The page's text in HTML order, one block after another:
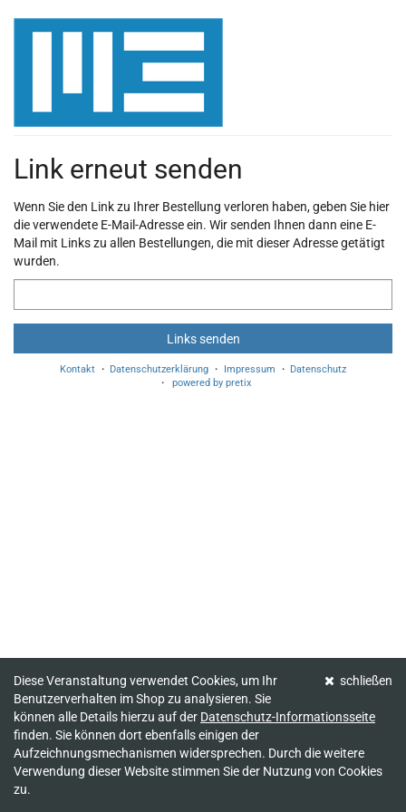
Zum
Haupt-
Link erneut senden
Wenn Sie den Link zu Ihrer Bestellung verloren haben, geben Sie hier
die verwendete E-Mail-Adresse ein. Wir senden Ihnen dann eine E-
Mail mit Links zu allen Bestellungen, die mit dieser Adresse getätigt
wurden.
Links senden
Kontakt Datenschutzerklärung Impressum
Datenschutz
powered by pretix
schließen
Diese Veranstaltung verwendet Cookies, um Ihr
Benutzerverhalten im Shop zu analysieren. Sie
können alle Details hierzu auf der Datenschutz-Informationsseite
finden. Sie können dort ebenfalls einigen der
Aufzeichnungsmechanismen widersprechen. Durch die weitere
Verwendung dieser Website stimmen Sie der Nutzung von Cookies
zu.